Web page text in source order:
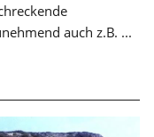
auch z.B. ...